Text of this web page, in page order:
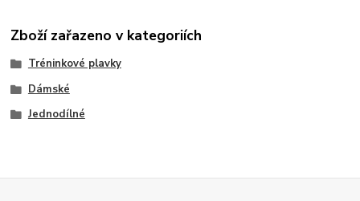
Zboží zařazeno v kategoriích
Tréninkové plavky
Dámské
Jednodílné